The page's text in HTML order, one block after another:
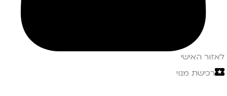
לאזור האישי
רכישת מנוי